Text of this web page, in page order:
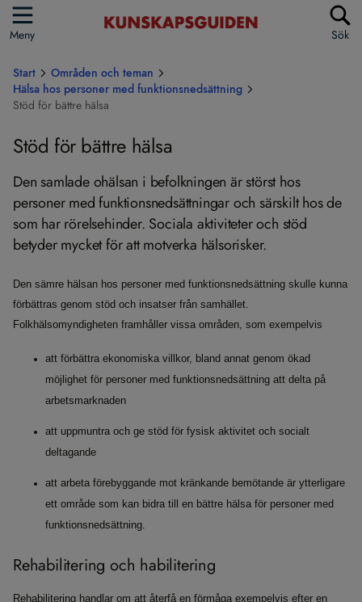
Meny Sök
Start
Områden och teman
Hälsa hos personer med funktionsnedsättning
Stöd för bättre hälsa
Stöd för bättre hälsa
Den samlade ohälsan i befolkningen är störst hos
personer med funktionsnedsättningar och särskilt hos de
som har rörelsehinder. Sociala aktiviteter och stöd
betyder mycket för att motverka hälsorisker.
Den sämre hälsan hos personer med funktionsnedsättning skulle kunna
förbättras genom stöd och insatser från samhället.
Folkhälsomyndigheten framhåller vissa områden, som exempelvis
att förbättra ekonomiska villkor, bland annat genom ökad
möjlighet för personer med funktionsnedsättning att delta på
arbetsmarknaden
att uppmuntra och ge stöd för fysisk aktivitet och socialt
deltagande
att arbeta förebyggande mot kränkande bemötande är ytterligare
ett område som kan bidra till en bättre hälsa för personer med
funktionsnedsättning.
Rehabilitering och habilitering
Rehabilitering handlar om att återfå en förmåga exempelvis efter en